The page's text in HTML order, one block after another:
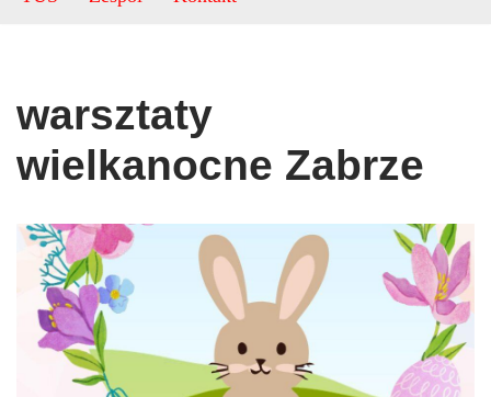
warsztaty
wielkanocne Zabrze